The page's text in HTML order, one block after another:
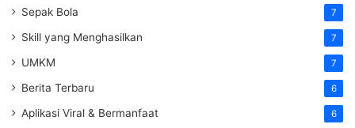
Sepak Bola 7
Skill yang Menghasilkan 7
UMKM 7
Berita Terbaru 6
Aplikasi Viral & Bermanfaat 6